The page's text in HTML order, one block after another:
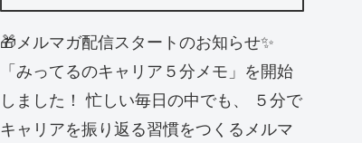
🎁メルマガ配信スタートのお知らせ✨
「みってるのキャリア５分メモ」を開始
しました！ 忙しい毎日の中でも、 ５分で
キャリアを振り返る習慣をつくるメルマ